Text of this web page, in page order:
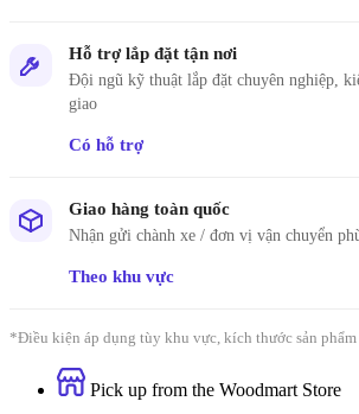
Hỗ trợ lắp đặt tận nơi
Đội ngũ kỹ thuật lắp đặt chuyên nghiệp,
giao
Có hỗ trợ
Giao hàng toàn quốc
Nhận gửi chành xe / đơn vị vận chuyển
Theo khu vực
*Điều kiện áp dụng tùy khu vực, kích thước sản phẩm
Pick up from the Woodmart Store